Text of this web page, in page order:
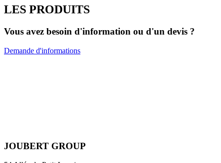
LES PRODUITS
Vous avez besoin d'information ou d'un devis ?
Demande d'informations
JOUBERT GROUP